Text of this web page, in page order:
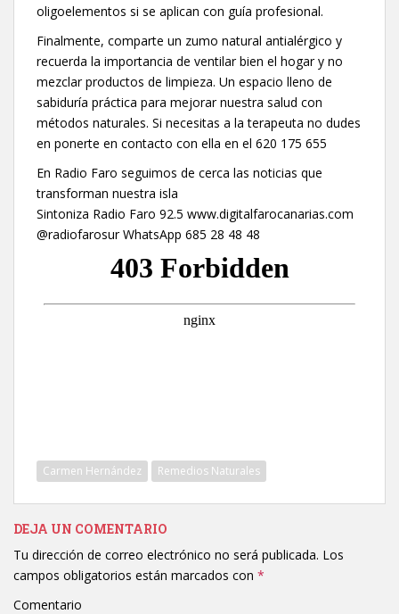
oligoelementos si se aplican con guía profesional.
Finalmente, comparte un zumo natural antialérgico y
recuerda la importancia de ventilar bien el hogar y no
mezclar productos de limpieza. Un espacio lleno de
sabiduría práctica para mejorar nuestra salud con
métodos naturales. Si necesitas a la terapeuta no dudes
en ponerte en contacto con ella en el 620 175 655
En Radio Faro seguimos de cerca las noticias que
transforman nuestra isla
Sintoniza Radio Faro 92.5 www.digitalfarocanarias.com
@radiofarosur WhatsApp 685 28 48 48
Carmen Hernández Remedios Naturales
DEJA UN COMENTARIO
Tu dirección de correo electrónico no será publicada. Los
campos obligatorios están marcados con *
Comentario